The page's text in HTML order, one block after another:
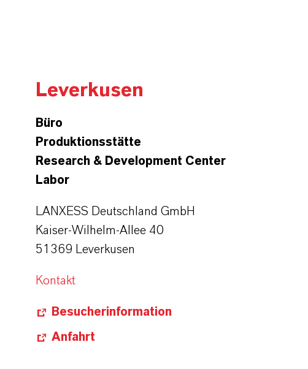
Leverkusen
Büro
Produktionsstätte
Research & Development Center
Labor
LANXESS Deutschland GmbH
Kaiser-Wilhelm-Allee 40
51369 Leverkusen
Kontakt
Besucherinformation
Anfahrt